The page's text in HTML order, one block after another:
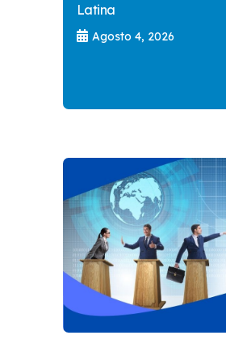
Latina
Agosto 4, 2026